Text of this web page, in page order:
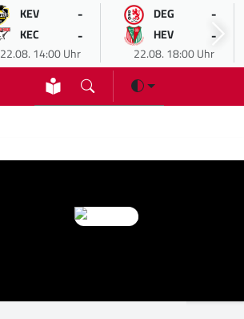
KEV -
KEC -
22.08. 14:00 Uhr
DEG -
HEV -
22.08. 18:00 Uhr